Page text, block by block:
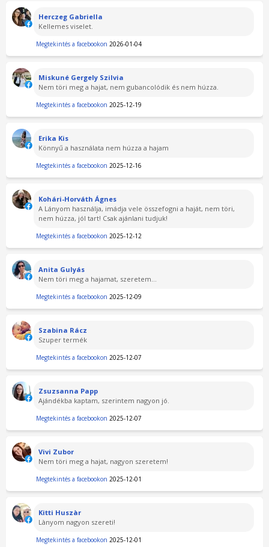
Herczeg Gabriella
Kellemes viselet.
Megtekintés a facebookon 2026-01-04
Miskuné Gergely Szilvia
Nem töri meg a hajat, nem gubancolódik és nem húzza.
Megtekintés a facebookon 2025-12-19
Erika Kis
Könnyű a használata nem húzza a hajam
Megtekintés a facebookon 2025-12-16
Kohári-Horváth Ágnes
A Lányom használja, imádja vele összefogni a haját, nem töri,
nem húzza, jól tart! Csak ajánlani tudjuk!
Megtekintés a facebookon 2025-12-12
Anita Gulyás
Nem töri meg a hajamat, szeretem...
Megtekintés a facebookon 2025-12-09
Szabina Rácz
Szuper termék
Megtekintés a facebookon 2025-12-07
Zsuzsanna Papp
Ajándékba kaptam, szerintem nagyon jó.
Megtekintés a facebookon 2025-12-07
Vivi Zubor
Nem töri meg a hajat, nagyon szeretem!
Megtekintés a facebookon 2025-12-01
Kitti Huszàr
Lànyom nagyon szereti!
Megtekintés a facebookon 2025-12-01